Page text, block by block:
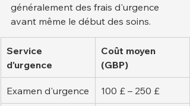
généralement des frais d'urgence
avant même le début des soins.
Service
d'urgence
Coût moyen
(GBP)
Examen d'urgence 100 £ – 250 £